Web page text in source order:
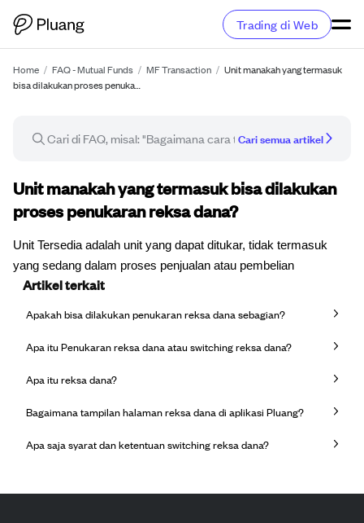
Trading di Web
Home / FAQ - Mutual Funds / MF Transaction / Unit manakah yang termasuk
bisa dilakukan proses penuka…
Cari semua artikel
Artikel FAQ
Unit manakah yang termasuk bisa dilakukan
proses penukaran reksa dana?
Unit Tersedia adalah unit yang dapat ditukar, tidak termasuk
yang sedang dalam proses penjualan atau pembelian
Artikel terkait
Apakah bisa dilakukan penukaran reksa dana sebagian?
Apa itu Penukaran reksa dana atau switching reksa dana?
Apa itu reksa dana?
Bagaimana tampilan halaman reksa dana di aplikasi Pluang?
Apa saja syarat dan ketentuan switching reksa dana?